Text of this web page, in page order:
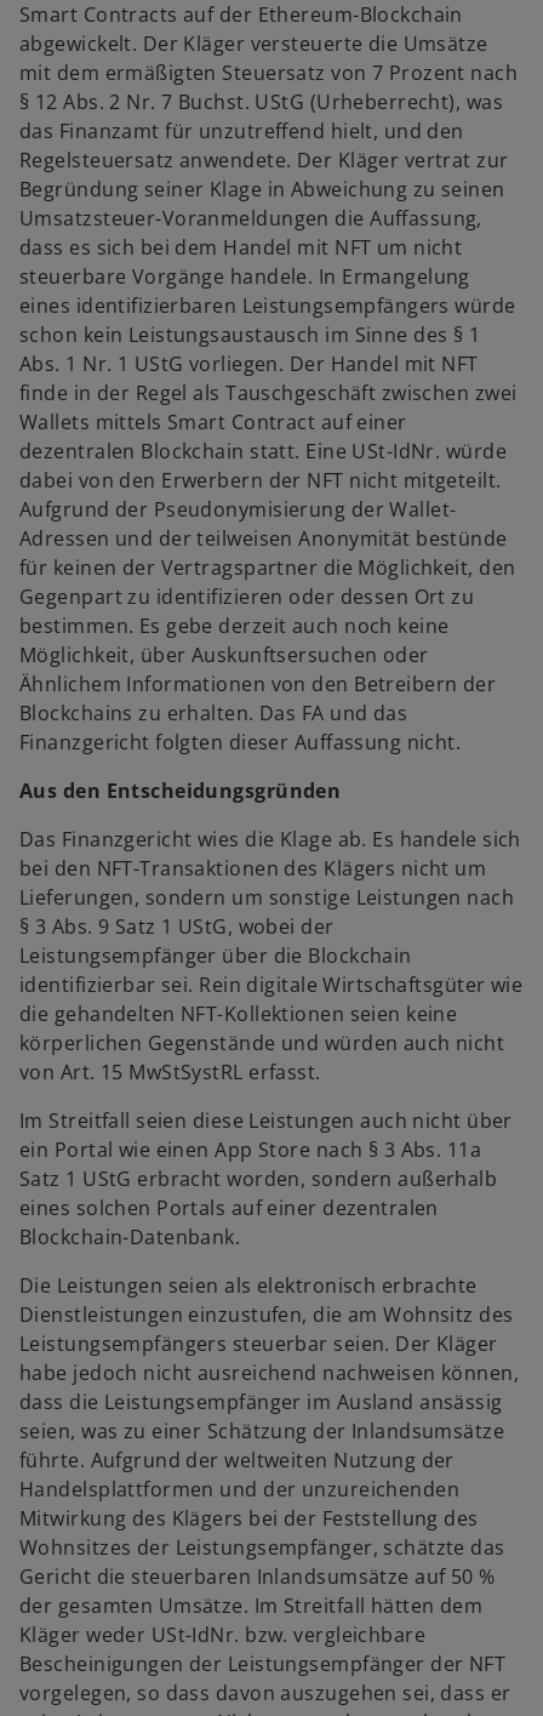
Smart Contracts auf der Ethereum-Blockchain
abgewickelt. Der Kläger versteuerte die Umsätze
mit dem ermäßigten Steuersatz von 7 Prozent nach
§ 12 Abs. 2 Nr. 7 Buchst. UStG (Urheberrecht), was
das Finanzamt für unzutreffend hielt, und den
Regelsteuersatz anwendete. Der Kläger vertrat zur
Begründung seiner Klage in Abweichung zu seinen
Umsatzsteuer-Voranmeldungen die Auffassung,
dass es sich bei dem Handel mit NFT um nicht
steuerbare Vorgänge handele. In Ermangelung
eines identifizierbaren Leistungsempfängers würde
schon kein Leistungsaustausch im Sinne des § 1
Abs. 1 Nr. 1 UStG vorliegen. Der Handel mit NFT
finde in der Regel als Tauschgeschäft zwischen zwei
Wallets mittels Smart Contract auf einer
dezentralen Blockchain statt. Eine USt-IdNr. würde
dabei von den Erwerbern der NFT nicht mitgeteilt.
Aufgrund der Pseudonymisierung der Wallet-
Adressen und der teilweisen Anonymität bestünde
für keinen der Vertragspartner die Möglichkeit, den
Gegenpart zu identifizieren oder dessen Ort zu
bestimmen. Es gebe derzeit auch noch keine
Möglichkeit, über Auskunftsersuchen oder
Ähnlichem Informationen von den Betreibern der
Blockchains zu erhalten. Das FA und das
Finanzgericht folgten dieser Auffassung nicht.
Aus den Entscheidungsgründen
Das Finanzgericht wies die Klage ab. Es handele sich
bei den NFT-Transaktionen des Klägers nicht um
Lieferungen, sondern um sonstige Leistungen nach
§ 3 Abs. 9 Satz 1 UStG, wobei der
Leistungsempfänger über die Blockchain
identifizierbar sei. Rein digitale Wirtschaftsgüter wie
die gehandelten NFT-Kollektionen seien keine
körperlichen Gegenstände und würden auch nicht
von Art. 15 MwStSystRL erfasst.
Im Streitfall seien diese Leistungen auch nicht über
ein Portal wie einen App Store nach § 3 Abs. 11a
Satz 1 UStG erbracht worden, sondern außerhalb
eines solchen Portals auf einer dezentralen
Blockchain-Datenbank.
Die Leistungen seien als elektronisch erbrachte
Dienstleistungen einzustufen, die am Wohnsitz des
Leistungsempfängers steuerbar seien. Der Kläger
habe jedoch nicht ausreichend nachweisen können,
dass die Leistungsempfänger im Ausland ansässig
seien, was zu einer Schätzung der Inlandsumsätze
führte. Aufgrund der weltweiten Nutzung der
Handelsplattformen und der unzureichenden
Mitwirkung des Klägers bei der Feststellung des
Wohnsitzes der Leistungsempfänger, schätzte das
Gericht die steuerbaren Inlandsumsätze auf 50 %
der gesamten Umsätze. Im Streitfall hätten dem
Kläger weder USt-IdNr. bzw. vergleichbare
Bescheinigungen der Leistungsempfänger der NFT
vorgelegen, so dass davon auszugehen sei, dass er